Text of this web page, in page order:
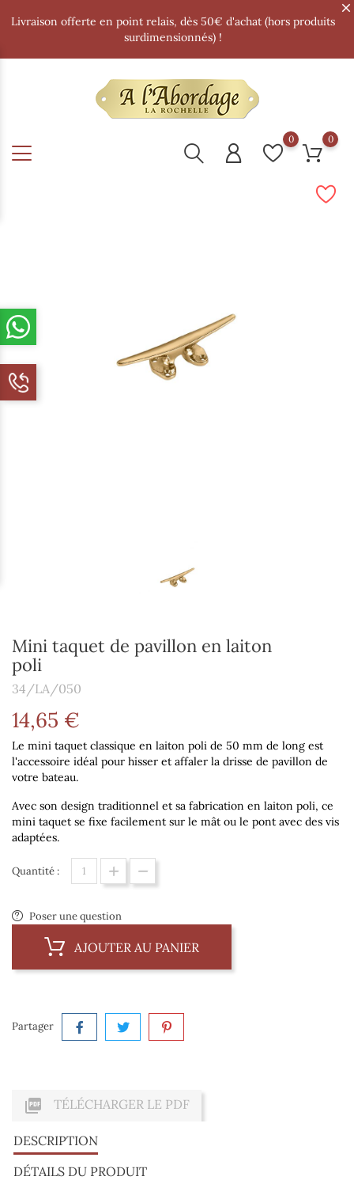
Livraison offerte en point relais, dès 50€ d'achat (hors produits
surdimensionnés) !
0 0
Mini taquet de pavillon en laiton
poli
34/LA/050
14,65 €
Le mini taquet classique en laiton poli de 50 mm de long est
l'accessoire idéal pour hisser et affaler la drisse de pavillon de
votre bateau.
Avec son design traditionnel et sa fabrication en laiton poli, ce
mini taquet se fixe facilement sur le mât ou le pont avec des vis
adaptées.
Quantité :
Poser une question
AJOUTER AU PANIER
Partager
 TÉLÉCHARGER LE PDF
DESCRIPTION
DÉTAILS DU PRODUIT